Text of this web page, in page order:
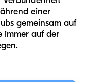
einer
gemeinsam auf
immer auf der